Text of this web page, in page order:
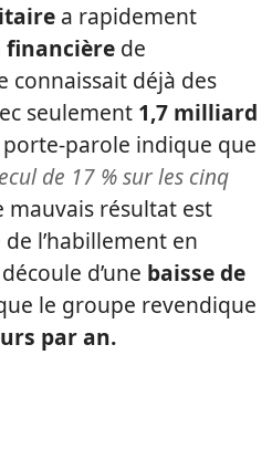
a rapidement
de
connaissait déjà des
seulement 1,7 milliard
porte-parole indique que
de 17 % sur les cinq
mauvais résultat est
l’habillement en
d’une baisse de
le groupe revendique
par an.